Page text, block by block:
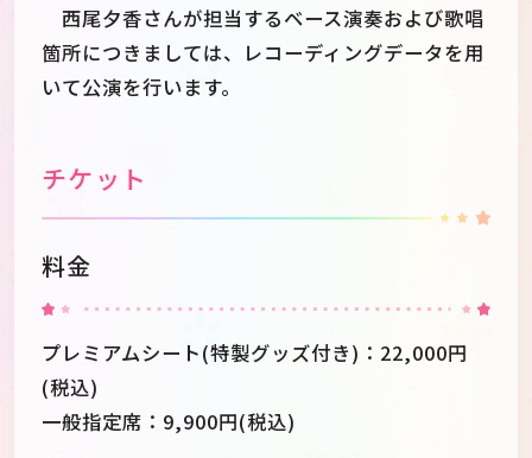
西尾夕香さんが担当するベース演奏および歌唱
箇所につきましては、レコーディングデータを用
いて公演を行います。
チケット
料金
プレミアムシート(特製グッズ付き)：22,000円
(税込)
一般指定席：9,900円(税込)